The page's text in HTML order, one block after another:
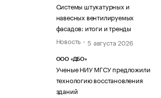
Системы штукатурных и
навесных вентилируемых
фасадов: итоги и тренды
Новость
5 августа 2026
ООО «ДБО»
Ученые НИУ МГСУ предложили
технологию восстановления
зданий